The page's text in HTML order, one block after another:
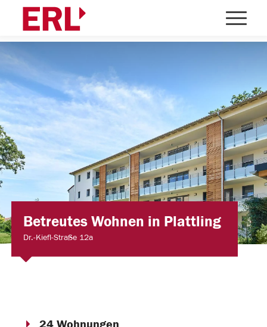
Betreutes Wohnen in Plattling
Dr.-Kiefl-Straße 12a
24 Wohnungen